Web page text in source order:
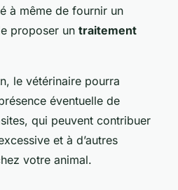
à même de fournir un
proposer un traitement
le vétérinaire pourra
éventuelle de
qui peuvent contribuer
et à d’autres
votre animal.